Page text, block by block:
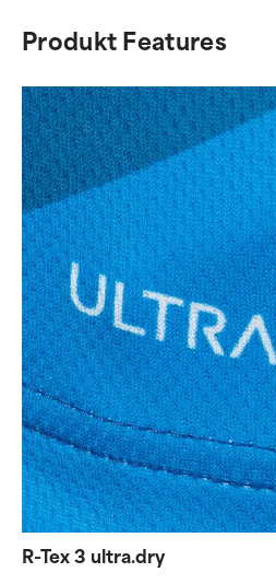
4Produkt Features
R-Tex 3 ultra.dry